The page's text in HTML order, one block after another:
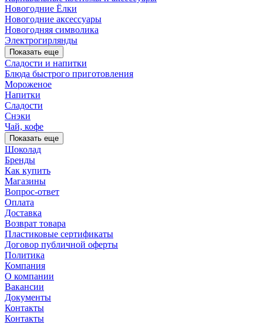
Новогодние Ёлки
Новогодние аксессуары
Новогодняя символика
Электрогирлянды
Показать еще
Сладости и напитки
Блюда быстрого приготовления
Мороженое
Напитки
Сладости
Снэки
Чай, кофе
Показать еще
Шоколад
Бренды
Как купить
Магазины
Вопрос-ответ
Оплата
Доставка
Возврат товара
Пластиковые сертификаты
Договор публичной оферты
Политика
Компания
О компании
Вакансии
Документы
Контакты
Контакты